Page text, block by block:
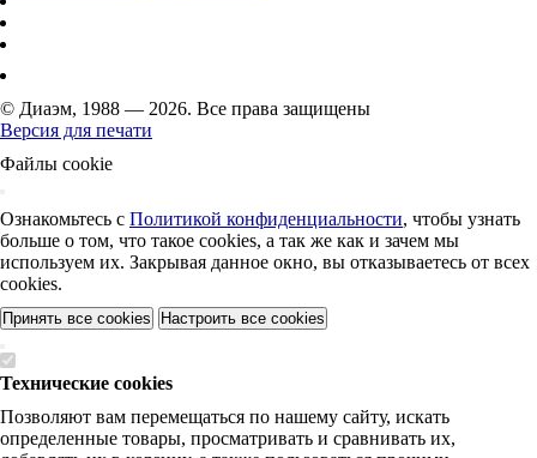
© Диаэм, 1988 — 2026. Все права защищены
Версия для печати
Файлы cookie
Ознакомьтесь с Политикой конфиденциальности, чтобы узнать
больше о том, что такое cookies, а так же как и зачем мы
используем их. Закрывая данное окно, вы отказываетесь от всех
cookies.
Принять все cookies Настроить все cookies
Технические cookies
Позволяют вам перемещаться по нашему сайту, искать
определенные товары, просматривать и сравнивать их,